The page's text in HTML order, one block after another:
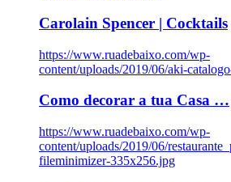
Carolain Spencer | Cocktails
https://www.ruadebaixo.com/wp-
content/uploads/2019/06/aki-
Como decorar a tua Casa …
https://www.ruadebaixo.com/wp-
content/uploads/2019/06/
fileminimizer-335x256.jpg